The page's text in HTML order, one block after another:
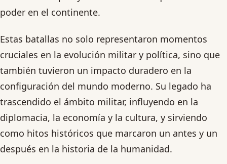
poder en el continente.
Estas batallas no solo representaron momentos
cruciales en la evolución militar y política, sino que
también tuvieron un impacto duradero en la
configuración del mundo moderno. Su legado ha
trascendido el ámbito militar, influyendo en la
diplomacia, la economía y la cultura, y sirviendo
como hitos históricos que marcaron un antes y un
después en la historia de la humanidad.